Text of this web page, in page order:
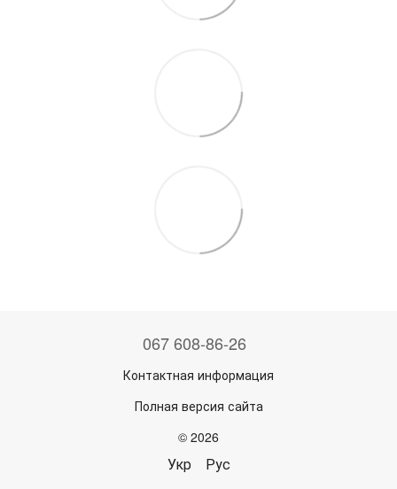
067 608-86-26
Контактная информация
Полная версия сайта
© 2026
Укр Рус